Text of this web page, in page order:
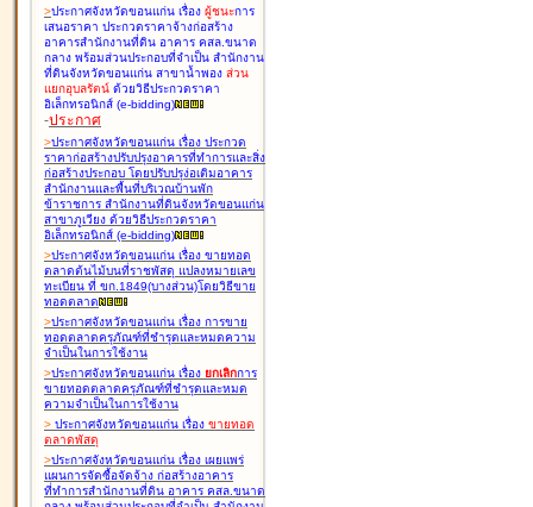
>ประกาศจังหวัดขอนแก่น เรื่อง ผู้ชนะการ
เสนอราคา ประกวดราคาจ้างก่อสร้าง
อาคารสำนักงานที่ดิน อาคาร คสล.ขนาด
กลาง พร้อมส่วนประกอบที่จำเป็น สำนักงาน
ที่ดินจังหวัดขอนแก่น สาขาน้ำพอง ส่วน
แยกอุบลรัตน์ ด้วยวิธีประกวดราคา
อิเล็กทรอนิกส์ (e-bidding)
-ประกาศ
>ประกาศจังหวัดขอนแก่น เรื่อง ประกวด
ราคาก่อสร้างปรับปรุงอาคารที่ทำการและสิ่ง
ก่อสร้างประกอบ โดยปรับปรุง่อเติมอาคาร
สำนักงานและพื้นที่บริเวณบ้านพัก
ข้าราชการ สำนักงานที่ดินจังหวัดขอนแก่น
สาขาภูเวียง ด้วยวิธีประกวดราคา
อิเล็กทรอนิกส์ (e-bidding)
>ประกาศจังหวัดขอนแก่น เรื่อง ขายทอด
ตลาดต้นไม้บนที่ราชพัสดุ แปลงหมายเลข
ทะเบียน ที่ ขก.1849(บางส่วน)โดยวิธีขาย
ทอดตลาด
>ประกาศจังหวัดขอนแก่น เรื่อง การขาย
ทอดตลาดครุภัณฑ์ที่ชำรุดและหมดความ
จำเป็นในการใช้งาน
>ประกาศจังหวัดขอนแก่น เรื่อง ยกเลิกการ
ขายทอดตลาดครุภัณฑ์ที่ชำรุดและหมด
ความจำเป็นในการใช้งาน
> ประกาศจังหวัดขอนแก่น เรื่อง ขายทอด
ตลาดพัสดุ
>ประกาศจังหวัดขอนแก่น เรื่อง เผยแพร่
แผนการจัดซื้อจัดจ้าง ก่อสร้างอาคาร
ที่ทำการสำนักงานที่ดิน อาคาร คสล.ขนาด